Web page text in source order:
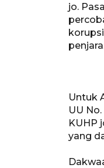
jo.
Untuk
UU
KUHP
yang